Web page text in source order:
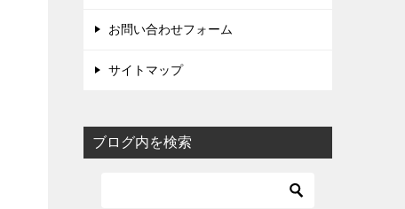
お問い合わせフォーム
サイトマップ
ブログ内を検索